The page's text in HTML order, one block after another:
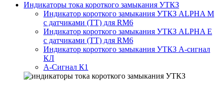
Индикаторы тока короткого замыкания УТКЗ
Индикатор короткого замыкания УТКЗ ALPHA M
с датчиками (ТТ) для RM6
Индикатор короткого замыкания УТКЗ ALPHA E
с датчиками (ТТ) для RM6
Индикатор короткого замыкания УТКЗ А-сигнал
КЛ
А-Сигнал К1